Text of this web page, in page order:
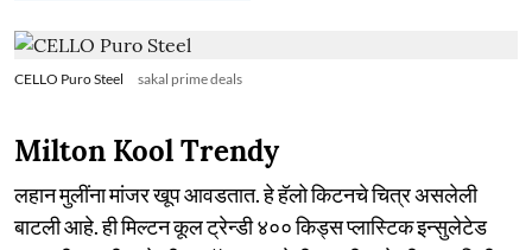
CELLO Puro Steel sakal prime deals
Milton Kool Trendy
लहान मुलींना मांजर खूप आवडतात. हे हॅलो किटनचे चित्र असलेली
बाटली आहे. ही मिल्टन कूल ट्रेन्डी ४०० किड्स प्लास्टिक इन्सुलेटेड